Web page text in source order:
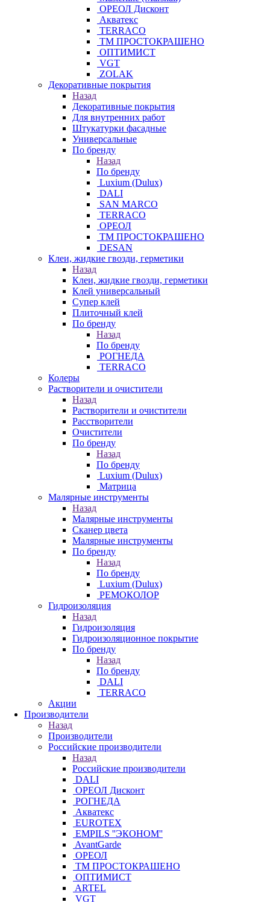
ОРЕОЛ Дисконт
Акватекс
TERRACO
ТМ ПРОСТОКРАШЕНО
ОПТИМИСТ
VGT
ZOLAK
Декоративные покрытия
Назад
Декоративные покрытия
Для внутренних работ
Штукатурки фасадные
Универсальные
По бренду
Назад
По бренду
Luxium (Dulux)
DALI
SAN MARCO
TERRACO
ОРЕОЛ
ТМ ПРОСТОКРАШЕНО
DESAN
Клеи, жидкие гвозди, герметики
Назад
Клеи, жидкие гвозди, герметики
Клей универсальный
Супер клей
Плиточный клей
По бренду
Назад
По бренду
РОГНЕДА
TERRACO
Колеры
Растворители и очистители
Назад
Растворители и очистители
Расстворители
Очистители
По бренду
Назад
По бренду
Luxium (Dulux)
Матрица
Малярные инструменты
Назад
Малярные инструменты
Сканер цвета
Малярные инструменты
По бренду
Назад
По бренду
Luxium (Dulux)
РЕМОКОЛОР
Гидроизоляция
Назад
Гидроизоляция
Гидроизоляционное покрытие
По бренду
Назад
По бренду
DALI
TERRACO
Акции
Производители
Назад
Производители
Российские производители
Назад
Российские производители
DALI
ОРЕОЛ Дисконт
РОГНЕДА
Акватекс
EUROTEX
EMPILS ''ЭКОНОМ''
AvantGarde
ОРЕОЛ
ТМ ПРОСТОКРАШЕНО
ОПТИМИСТ
ARTEL
VGT